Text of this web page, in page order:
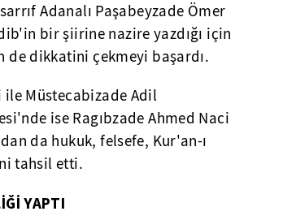
Adanalı Paşabeyzade Ömer
bir şiirine nazire yazdığı için
de dikkatini çekmeyi başardı.
Müstecabizade Adil
ise Ragıbzade Ahmed Naci
da hukuk, felsefe, Kur'an-ı
tahsil etti.
YAPTI